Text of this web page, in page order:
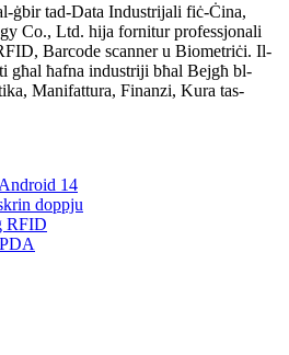
ġbir tad-Data Industrijali fiċ-Ċina,
Co., Ltd. hija fornitur professjonali
Barcode scanner u Biometriċi. Il-
għal ħafna industriji bħal Bejgħ bl-
Manifattura, Finanzi, Kura tas-